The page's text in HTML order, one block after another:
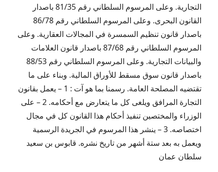
التجارية. وعلى المرسوم السلطاني رقم 81/35 باصدار
القانون البحرى. وعلى المرسوم السلطاني رقم 86/78
باصدار قانون تنظيم السمسرة في المجالات العقارية. وعلى
المرسوم السلطاني رقم 87/68 باصدار قانون العلامات
والبيانات التجارية. وعلى المرسوم السلطاني رقم 88/53
باصدار قانون سوق مسقط للأوراق المالية. وبناء على ما
تقتضيه المصلحة العامة. رسمنا بما هو آت : 1 – يعمل بقانون
التجارة المرافق ويلغى كل ما يتعارض مع أحكامه. 2 – على
الوزراء والمختصين تنفيذ أحكام هذا القانون كل في مجال
اختصاصه. 3 – ينشر هذا المرسوم في الجريدة الرسمية
ويعمل به بعد ستة أشهر من تاريخ نشره. قابوس بن سعيد
سلطان عمان